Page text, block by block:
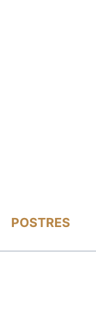
POSTRES